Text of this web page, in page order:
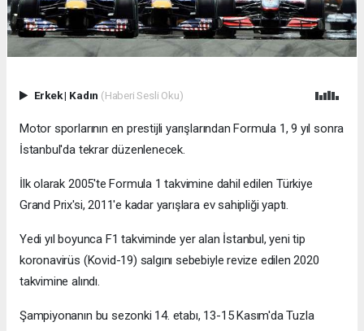
Erkek| Kadın (Haberi Sesli Oku)
Motor sporlarının en prestijli yarışlarından Formula 1, 9 yıl sonra
İstanbul'da tekrar düzenlenecek.
İlk olarak 2005'te Formula 1 takvimine dahil edilen Türkiye
Grand Prix'si, 2011'e kadar yarışlara ev sahipliği yaptı.
Yedi yıl boyunca F1 takviminde yer alan İstanbul, yeni tip
koronavirüs (Kovid-19) salgını sebebiyle revize edilen 2020
takvimine alındı.
Şampiyonanın bu sezonki 14. etabı, 13-15 Kasım'da Tuzla